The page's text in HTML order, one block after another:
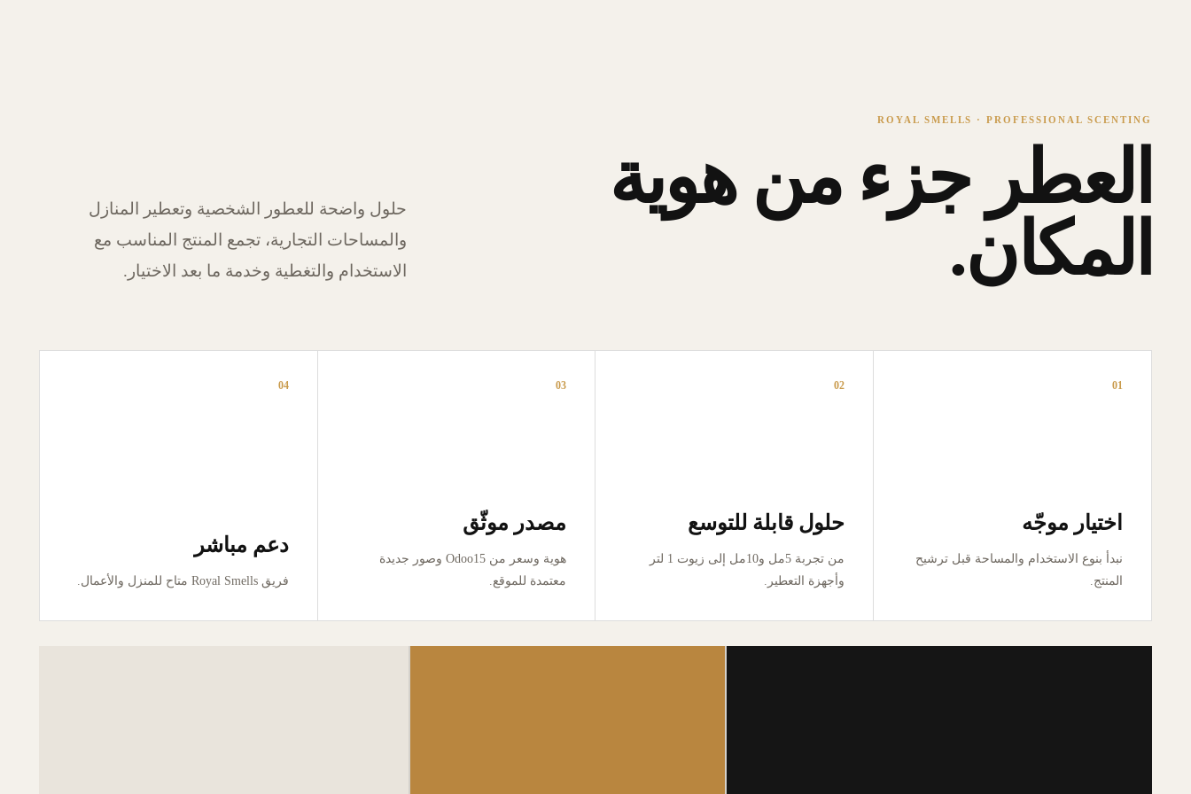
ROYAL SMELLS · PROFESSIONAL SCENTING
العطر جزء من هوية
المكان.
حلول واضحة للعطور الشخصية وتعطير المنازل
والمساحات التجارية، تجمع المنتج المناسب مع
الاستخدام والتغطية وخدمة ما بعد الاختيار.
01
اختيار موجّه
نبدأ بنوع الاستخدام والمساحة قبل ترشيح
المنتج.
02
حلول قابلة للتوسع
من تجربة 5مل و10مل إلى زيوت 1 لتر
وأجهزة التعطير.
03
مصدر موثّق
هوية وسعر من Odoo15 وصور جديدة
معتمدة للموقع.
04
دعم مباشر
فريق Royal Smells متاح للمنزل والأعمال.